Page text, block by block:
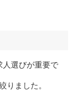
人選びが重要で
りました。